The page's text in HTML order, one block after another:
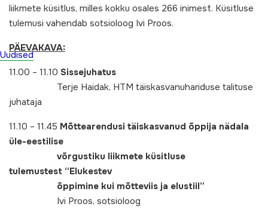
Uudised
liikmete küsitlus, milles kokku osales 266 inimest. Küsitluse
tulemusi vahendab sotsioloog Ivi Proos.
PÄEVAKAVA:
11.00 – 11.10 Sissejuhatus
Terje Haidak, HTM täiskasvanuhariduse talituse
juhataja
11.10 – 11.45 Mõttearendusi täiskasvanud õppija nädala
üle-eestilise
võrgustiku liikmete küsitluse
tulemustest “Elukestev
õppimine kui mõtteviis ja elustiil”
Ivi Proos, sotsioloog